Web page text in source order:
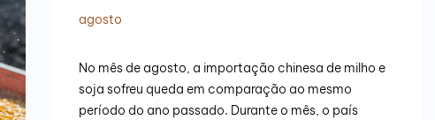
agosto
No mês de agosto, a importação chinesa de milho e
soja sofreu queda em comparação ao mesmo
período do ano passado. Durante o mês, o país